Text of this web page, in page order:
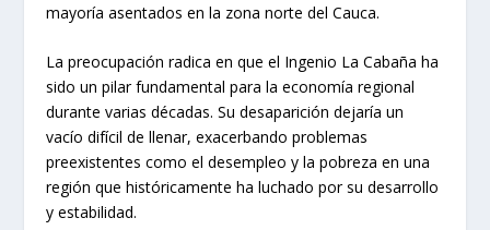
mayoría asentados en la zona norte del Cauca.
La preocupación radica en que el Ingenio La Cabaña ha
sido un pilar fundamental para la economía regional
durante varias décadas. Su desaparición dejaría un
vacío difícil de llenar, exacerbando problemas
preexistentes como el desempleo y la pobreza en una
región que históricamente ha luchado por su desarrollo
y estabilidad.